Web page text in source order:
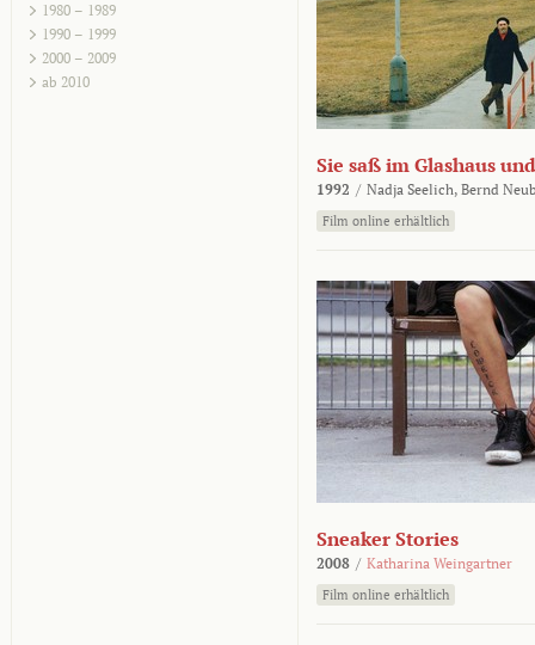
1980 – 1989
1990 – 1999
2000 – 2009
ab 2010
Sie saß im Glashaus
1992 / Nadja Seelich, Bernd
Film online erhältlich
Sneaker Stories
2008 / Katharina Weingartner
Film online erhältlich